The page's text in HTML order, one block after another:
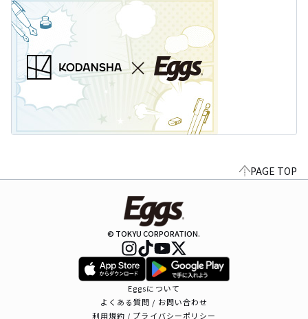
PAGE TOP
© TOKYU CORPORATION.
Eggsについて
よくある質問 / お問い合わせ
利用規約 / プライバシーポリシー